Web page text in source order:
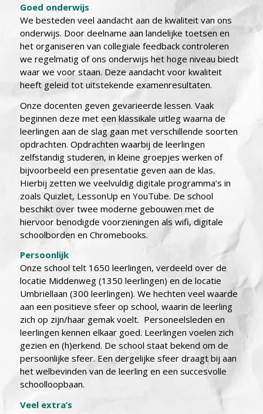
Goed onderwijs
We besteden veel aandacht aan de kwaliteit van ons
onder­wijs. Door deelname aan landelijke toetsen en
het organiseren van collegiale feedback controleren
we regelmatig of ons onderwijs het hoge niveau biedt
waar we voor staan. Deze aandacht voor kwaliteit
heeft geleid tot uitstekende examenresultaten.
Onze docenten geven gevarieerde lessen. Vaak
beginnen deze met een klassikale uitleg waarna de
leerlingen aan de slag gaan met verschillende soorten
opdrachten. Opdrachten waarbij de leerlingen
zelfstandig studeren, in kleine groepjes werken of
bijvoorbeeld een presentatie geven aan de klas.
Hierbij zetten we veelvuldig digitale programma’s in
zoals Quizlet, LessonUp en YouTube. De school
beschikt over twee moderne gebouwen met de
hiervoor benodigde voorzieningen als wifi, digitale
schoolborden en Chromebooks.
Persoonlijk
Onze school telt 1650 leerlingen, verdeeld over de
locatie Middenweg (1350 leerlingen) en de locatie
Umbriëllaan (300 leerlingen). We hechten veel waarde
aan een positieve sfeer op school, waarin de leerling
zich op zijn/haar gemak voelt. Personeelsleden en
leerlingen kennen elkaar goed. Leerlingen voelen zich
gezien en (h)erkend. De school staat bekend om de
persoonlijke sfeer. Een dergelijke sfeer draagt bij aan
het welbevinden van de leerling en een succesvolle
schoolloopbaan.
Veel extra’s